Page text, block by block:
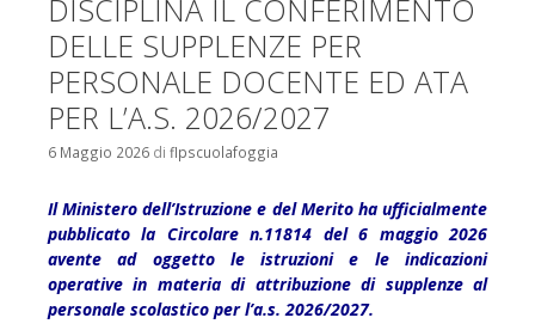
DISCIPLINA IL CONFERIMENTO
DELLE SUPPLENZE PER
PERSONALE DOCENTE ED ATA
PER L’A.S. 2026/2027
6 Maggio 2026 di flpscuolafoggia
Il Ministero dell’Istruzione e del Merito ha ufficialmente
pubblicato la Circolare n.11814 del 6 maggio 2026
avente ad oggetto le
istruzioni e le indicazioni
operative in materia di attribuzione di supplenze al
personale scolastico per l’a.s. 2026/2027.